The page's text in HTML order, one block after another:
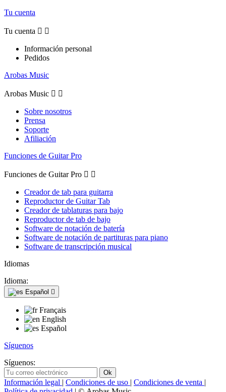
Tu cuenta
Tu cuenta  
Información personal
Pedidos
Arobas Music
Arobas Music  
Sobre nosotros
Prensa
Soporte
Afiliación
Funciones de Guitar Pro
Funciones de Guitar Pro  
Creador de tab para guitarra
Reproductor de Guitar Tab
Creador de tablaturas para bajo
Reproductor de tab de bajo
Software de notación de batería
Software de notación de partituras para piano
Software de transcripción musical
Idiomas
Idioma:
Español 
Français
English
Español
Síguenos
Síguenos:
Información legal | Condiciones de uso | Condiciones de venta |